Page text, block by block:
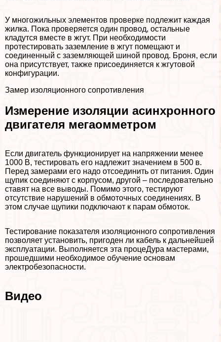
У многожильных элементов проверке подлежит каждая
жилка. Пока проверяется один провод, остальные
кладутся вместе в жгут. При необходимости
протестировать заземление в жгут помещают и
соединенный с заземляющей шиной провод. Броня, если
она присутствует, также присоединяется к жгутовой
конфигурации.
Замер изоляционного сопротивления
Измерение изоляции асинхронного
двигателя мегаомметром
Если двигатель функционирует на напряжении менее
1000 В, тестировать его надлежит значением в 500 в.
Перед замерами его надо отсоединить от питания. Один
щупик соединяют с корпусом, другой – последовательно
ставят на все выводы. Помимо этого, тестируют
отсутствие нарушений в обмоточных соединениях. В
этом случае щупики подключают к парам обмоток.
Тестирование показателя изоляционного сопротивления
позволяет установить, пригоден ли кабель к дальнейшей
эксплуатации. Выполняется эта процеДypa мастерами,
прошедшими необходимое обучение основам
электробезопасности.
Видео